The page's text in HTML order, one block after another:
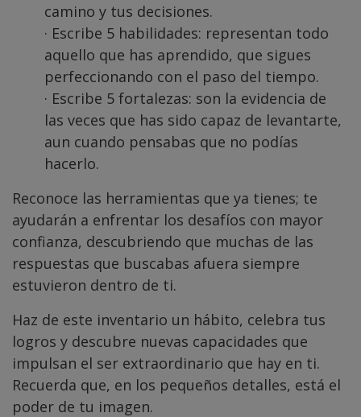
camino y tus decisiones.
· Escribe 5 habilidades: representan todo
aquello que has aprendido, que sigues
perfeccionando con el paso del tiempo.
· Escribe 5 fortalezas: son la evidencia de
las veces que has sido capaz de levantarte,
aun cuando pensabas que no podías
hacerlo.
Reconoce las herramientas que ya tienes; te
ayudarán a enfrentar los desafíos con mayor
confianza, descubriendo que muchas de las
respuestas que buscabas afuera siempre
estuvieron dentro de ti.
Haz de este inventario un hábito, celebra tus
logros y descubre nuevas capacidades que
impulsan el ser extraordinario que hay en ti.
Recuerda que, en los pequeños detalles, está el
poder de tu imagen.